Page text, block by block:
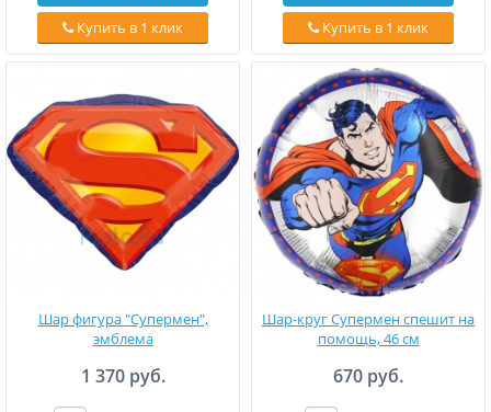
Купить в 1 клик Купить в 1 клик
Шар фигура "Супермен",
эмблема
1 370 руб.
Шар-круг Супермен спешит на
помощь, 46 см
670 руб.